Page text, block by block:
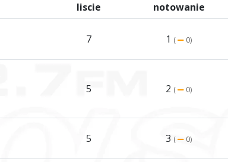
liscie
notowanie
7 1 ( 0)
5 2 ( 0)
5 3 ( 0)